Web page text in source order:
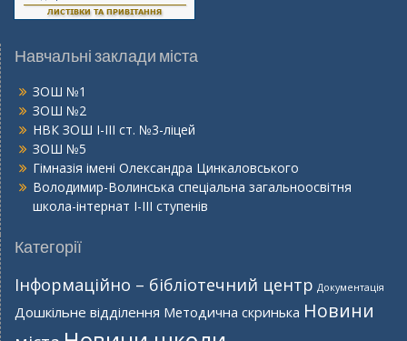
Навчальні заклади міста
ЗОШ №1
ЗОШ №2
НВК ЗОШ І-ІІІ ст. №3-ліцей
ЗОШ №5
Гімназія імені Олександра Цинкаловського
Володимир-Волинська спеціальна загальноосвітня
школа-інтернат І-ІІІ ступенів
Категорії
Інформаційно – бібліотечний центр Документація
Дошкільне відділення Методична скринька Новини